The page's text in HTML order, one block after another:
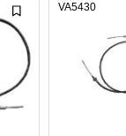
VA5430